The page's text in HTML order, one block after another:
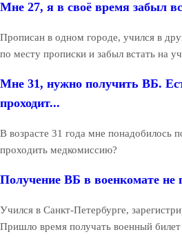
Мне 27, я в своё время забыл
Прописан в одном городе, учился в
по месту прописки и забыл встать на
Мне 31, нужно получить ВБ.
проходит...
В возрасте 31 года мне понадобилось
проходить медкомиссию?
Получение ВБ в военкомате не
Учился в Санкт-Петербурге,
Пришло время получать военный билет